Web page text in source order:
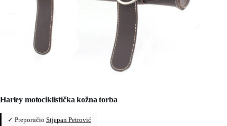
Harley motociklistička kožna torba
✓ Preporučio Stjepan Petrović